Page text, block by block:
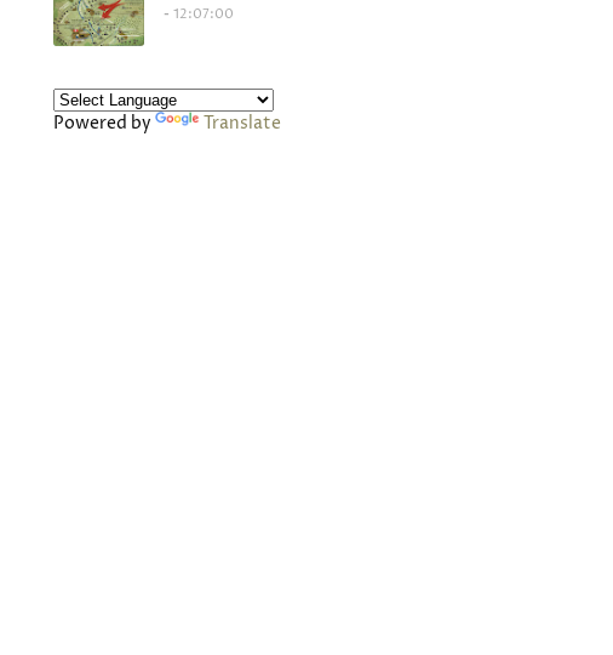
12:07:00
Powered by Translate